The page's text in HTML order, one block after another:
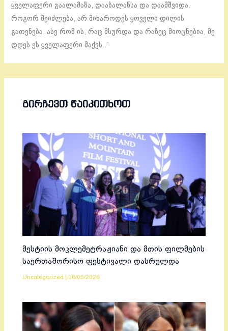
ყველაფერი გაალამაზა, დააბალანსა და დაამშვიდა.
როგორ შეიძლება, არ მიხაროდეს ყოველი დილის
გათენება. ასე რომ ის, რაც მსურდა და რაზეც მიოცნებია, მე
დღეს ეს ყველაფერი მაქვს..“
ᲒᲘᲠᲩᲔᲕᲗ ᲬᲐᲘᲙᲘᲗᲮᲝᲗ
მესტიის მოკლემეტრაჟიანი და მთის ფილმების
საერთაშორისო ფესტივალი დასრულდა
Uncategorized 08/05/2026